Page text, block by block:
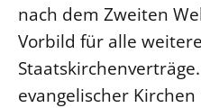
nach dem Zweiten
Vorbild für alle
evangelischer